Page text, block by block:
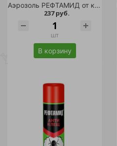
Аэрозоль РЕФТАМИД от клещей, комар и мошек Максимум 147мл/24
237 руб.
шт
В корзину